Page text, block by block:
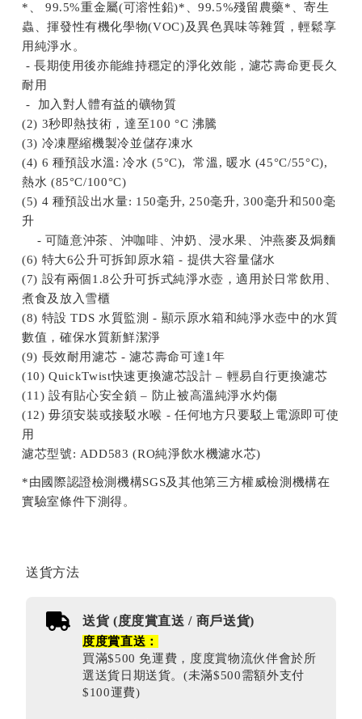
*、 99.5%重金屬(可溶性鉛)*、99.5%殘留農藥*、寄生
蟲、揮發性有機化學物(VOC)及異色異味等雜質，輕鬆享
用純淨水。
- 長期使用後亦能維持穩定的淨化效能，濾芯壽命更長久
耐用
- 加入對人體有益的礦物質
(2) 3秒即熱技術，達至100 °C 沸騰
(3) 冷凍壓縮機製冷並儲存凍水
(4) 6 種預設水溫: 冷水 (5°C), 常溫, 暖水 (45°C/55°C),
熱水 (85°C/100°C)
(5) 4 種預設出水量: 150毫升, 250毫升, 300毫升和500毫
升
- 可隨意沖茶、沖咖啡、沖奶、浸水果、沖燕麥及焗麵
(6) 特大6公升可拆卸原水箱 - 提供大容量儲水
(7) 設有兩個1.8公升可拆式純淨水壺，適用於日常飲用、
煮食及放入雪櫃
(8) 特設 TDS 水質監測 - 顯示原水箱和純淨水壺中的水質
數值，確保水質新鮮潔淨
(9) 長效耐用濾芯 - 濾芯壽命可達1年
(10) QuickTwist快速更換濾芯設計 – 輕易自行更換濾芯
(11) 設有貼心安全鎖 – 防止被高溫純淨水灼傷
(12) 毋須安裝或接駁水喉 - 任何地方只要駁上電源即可使
用
濾芯型號: ADD583 (RO純淨飲水機濾水芯)
*由國際認證檢測機構SGS及其他第三方權威檢測機構在
實驗室條件下測得。
送貨方法
送貨 (度度賞直送 / 商戶送貨)
度度賞直送：
買滿$500 免運費，度度賞物流伙伴會於所
選送貨日期送貨。(未滿$500需額外支付
$100運費)